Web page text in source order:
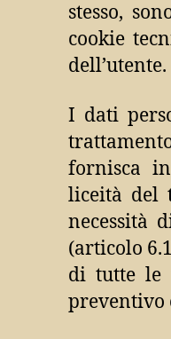
stesso,
cookie
dell’utente.
I dati
fornisca
liceità del
necessità
(articolo
di tutte le
preventivo